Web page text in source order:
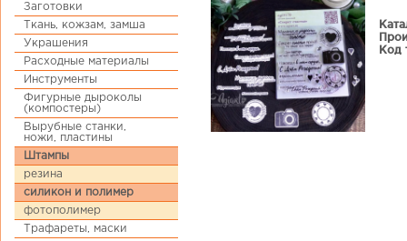
Заготовки
Ткань, кожзам, замша
Украшения
Расходные материалы
Инструменты
Фигурные дыроколы
(компостеры)
Вырубные станки,
ножи, пластины
Штампы
резина
силикон и полимер
фотополимер
Трафареты, маски
Код